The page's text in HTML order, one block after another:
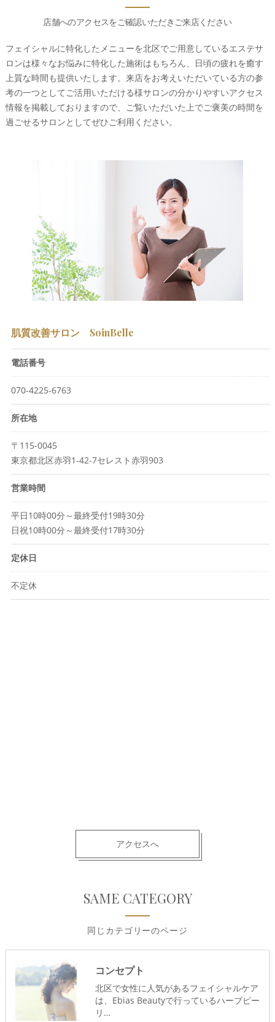
店舗へのアクセスをご確認いただきご来店ください
フェイシャルに特化したメニューを北区でご用意しているエステサ
ロンは様々なお悩みに特化した施術はもちろん、日頃の疲れを癒す
上質な時間も提供いたします。来店をお考えいただいている方の参
考の一つとしてご活用いただける様サロンの分かりやすいアクセス
情報を掲載しておりますので、ご覧いただいた上でご褒美の時間を
過ごせるサロンとしてぜひご利用ください。
肌質改善サロン SoinBelle
電話番号
070-4225-6763
所在地
〒115-0045
東京都北区赤羽1-42-7セレスト赤羽903
営業時間
平日10時00分～最終受付19時30分
日祝10時00分～最終受付17時30分
定休日
不定休
アクセスへ
同じカテゴリーのページ
SAME CATEGORY
コンセプト
北区で女性に人気があるフェイシャルケア
は、Ebias Beautyで行っているハーブピー
リ…